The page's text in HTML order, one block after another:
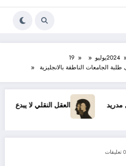
2024يوليو
19
طلبة الجامعات الناطقة بالانجليزية
العقل النقلي لا يبدع حتى في
0 تعليقات